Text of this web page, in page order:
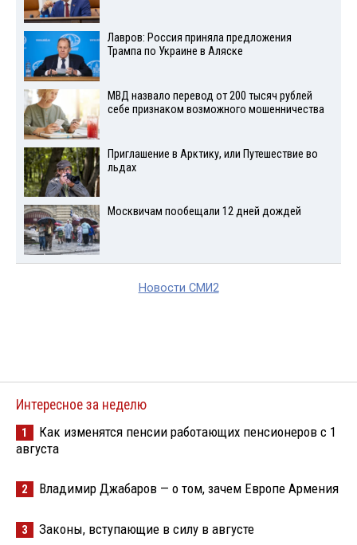
Лавров: Россия приняла предложения
Трампа по Украине в Аляске
МВД назвало перевод от 200 тысяч рублей
себе признаком возможного мошенничества
Приглашение в Арктику, или Путешествие во
льдах
Москвичам пообещали 12 дней дождей
Новости СМИ2
Интересное за неделю
1
Как изменятся пенсии работающих пенсионеров с 1
августа
2 Владимир Джабаров — о том, зачем Европе Армения
3 Законы, вступающие в силу в августе